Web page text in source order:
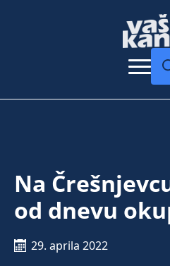
Na
od dnevu
29. aprila 2022